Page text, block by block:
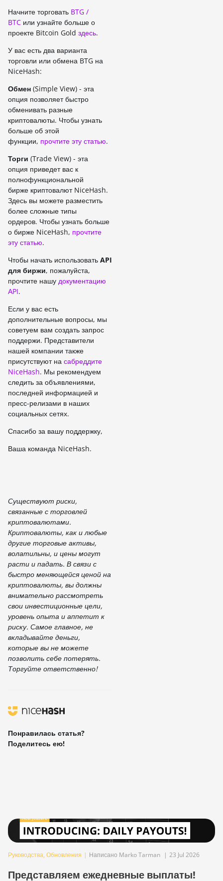
Начните торговать BTG /
BTC или узнайте больше о
проекте Bitcoin Gold здесь.
У вас есть два варианта
торговли или обмена BTG на
NiceHash:
Обмен (Simple View) - эта
опция позволяет быстро
обменивать разные
криптовалюты. Чтобы узнать
больше об этой
функции, прочтите эту статью.
Торги (Trade View) - эта
опция приведет вас к
полнофункциональной
бирже криптовалют NiceHash.
Здесь вы можете разместить
более сложные типы
ордеров. Чтобы узнать больше
о бирже NiceHash, прочтите
эту статью.
Чтобы начать использовать API
для биржи, пожалуйста,
прочтите нашу документацию
АPI.
Если у вас есть
дополнительные вопросы, мы
советуем вам создать запрос
поддержи. Представители
нашей компании также
присутствуют на сабреддите
NiceHash. Мы рекомендуем
следить за объявлениями,
последней информацией и
пресс-релизами в наших
социальных сетях.
Спасибо за вашу поддержку,
Ваша команда NiceHash.
Существуют риски,
связанные с торговлей
криптовалютами.
Криптовалюты, как и любые
другие торговые активы,
волатильны, и цены могут
расти и падать. В связи с
быстро меняющейся ценой на
криптовалюты, вы должны
внимательно рассмотреть
свои инвестиционные цели,
уровень опыта и аппетит к
риску. Самое главное, не
вкладывайте деньги,
которые вы не можете
позволить себе потерять.
Торгуйте ответственно!
Понравилась статья?
Поделитесь ею!
Руководства, Обновления | Написано Marko Tarman | 23 Jul 2026
Представляем ежедневные выплаты!